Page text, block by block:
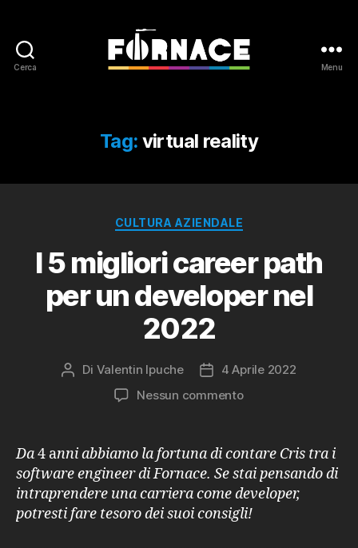
Cerca Menu
Tag: virtual reality
Categorie
CULTURA AZIENDALE
I 5 migliori career path
per un developer nel
2022
Autore
Di Valentin Ipuche
Data4 Aprile 2022
Nessun commentosu
migliori
career
path
per
un
Da4 anni abbiamo la fortuna di contare Cris tra i
software engineer di Fornace. Se stai pensando di
intraprendere una carriera come developer,
potresti fare tesoro dei suoi consigli!